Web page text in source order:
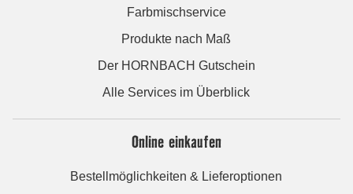
Farbmischservice
Produkte nach Maß
Der HORNBACH Gutschein
Alle Services im Überblick
Online einkaufen
Bestellmöglichkeiten & Lieferoptionen